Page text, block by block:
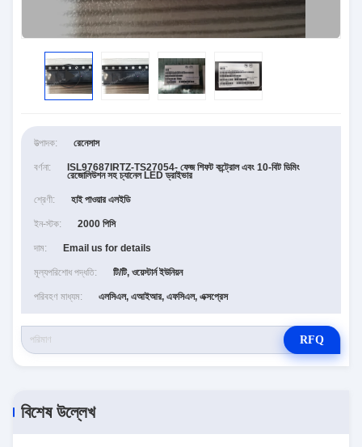
উত্পাদক: রেনেসাস
বর্ণনা: ISL97687IRTZ-TS27054- ফেজ শিফট কন্ট্রোল এবং 10-বিট ডিমিং
রেজোলিউশন সহ চ্যানেল LED ড্রাইভার
শ্রেণী: হাই পাওয়ার এলইডি
ইন-স্টক: 2000 পিসি
দাম: Email us for details
মূল্যপরিশোধ পদ্ধতি: টি/টি, ওয়েস্টার্ন ইউনিয়ন
পরিবহণ মাধ্যম: এলসিএল, এআইআর, এফসিএল, এক্সপ্রেস
RFQ
বিশেষ উল্লেখ